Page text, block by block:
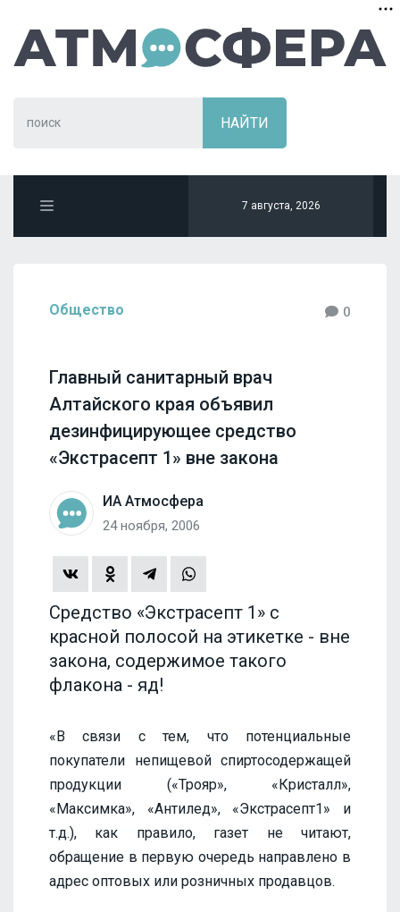
7 августа, 2026
Общество 0
Главный санитарный врач
Алтайского края объявил
дезинфицирующее средство
«Экстрасепт 1» вне закона
ИА Атмосфера
24 ноября, 2006
Средство «Экстрасепт 1» с
красной полосой на этикетке - вне
закона, содержимое такого
флакона - яд!
«В связи с тем, что потенциальные
покупатели непищевой спиртосодержащей
продукции («Трояр», «Кристалл»,
«Максимка», «Антилед», «Экстрасепт1» и
т.д.), как правило, газет не читают,
обращение в первую очередь направлено в
адрес оптовых или розничных продавцов.